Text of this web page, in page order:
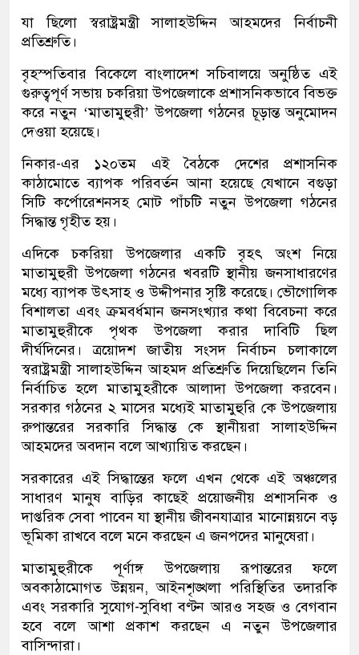
যা ছিলো স্বরাষ্ট্রমন্ত্রী সালাহউদ্দিন আহমদের নির্বাচনী
প্রতিশ্রুতি।
বৃহস্পতিবার বিকেলে বাংলাদেশ সচিবালয়ে অনুষ্ঠিত এই
গুরুত্বপূর্ণ সভায় চকরিয়া উপজেলাকে প্রশাসনিকভাবে বিভক্ত
করে নতুন ‘মাতামুহুরী’ উপজেলা গঠনের চূড়ান্ত অনুমোদন
দেওয়া হয়েছে।
​নিকার-এর ১২০তম এই বৈঠকে দেশের প্রশাসনিক
কাঠামোতে ব্যাপক পরিবর্তন আনা হয়েছে যেখানে বগুড়া
সিটি কর্পোরেশনসহ মোট পাঁচটি নতুন উপজেলা গঠনের
সিদ্ধান্ত গৃহীত হয়।
এদিকে চকরিয়া উপজেলার একটি বৃহৎ অংশ নিয়ে
মাতামুহুরী উপজেলা গঠনের খবরটি স্থানীয় জনসাধারণের
মধ্যে ব্যাপক উৎসাহ ও উদ্দীপনার সৃষ্টি করেছে। ভৌগোলিক
বিশালতা এবং ক্রমবর্ধমান জনসংখ্যার কথা বিবেচনা করে
মাতামুহুরীকে পৃথক উপজেলা করার দাবিটি ছিল
দীর্ঘদিনের। ত্রয়োদশ জাতীয় সংসদ নির্বাচন চলাকালে
স্বরাষ্ট্রমন্ত্রী সালাহউদ্দিন আহমদ প্রতিশ্রুতি দিয়েছিলেন তিনি
নির্বাচিত হলে মাতামুহরীকে আলাদা উপজেলা করবেন।
সরকার গঠনের ২ মাসের মধ্যেই মাতামুহুরি কে উপজেলায়
রুপান্তরের সরকারি সিদ্ধান্ত কে স্থানীয়রা সালাহউদ্দিন
আহমদের অবদান বলে আখ্যায়িত করছেন।
সরকারের এই সিদ্ধান্তের ফলে এখন থেকে এই অঞ্চলের
সাধারণ মানুষ বাড়ির কাছেই প্রয়োজনীয় প্রশাসনিক ও
দাপ্তরিক সেবা পাবেন যা স্থানীয় জীবনযাত্রার মানোন্নয়নে বড়
ভূমিকা রাখবে বলে মনে করছেন এ জনপদের মানুষেরা।
​মাতামুহুরীকে পূর্ণাঙ্গ উপজেলায় রূপান্তরের ফলে
অবকাঠামোগত উন্নয়ন, আইনশৃঙ্খলা পরিস্থিতির তদারকি
এবং সরকারি সুযোগ-সুবিধা বণ্টন আরও সহজ ও বেগবান
হবে বলে আশা প্রকাশ করছেন এ নতুন উপজেলার
বাসিন্দারা।